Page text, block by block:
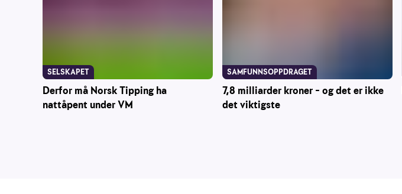
Derfor må Norsk Tipping ha
nattåpent under VM
SELSKAPET
7,8 milliarder kroner – og det er ikke
det viktigste
SAMFUNNSOPPDRAGET